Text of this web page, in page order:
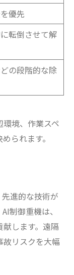
優先
転倒させて解
の段階的な除
境、作業スペ
られます。
進的な技術が
制御重機は、
します。遠隔
故リスクを大幅